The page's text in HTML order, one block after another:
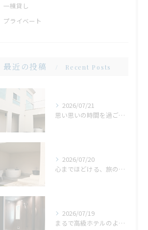
一棟貸し
プライベート
最近の投稿 Recent Posts
2026/07/21
思い思いの時間を過ごせる場所。広い庭だからこそ生まれる、心地よいひととき
2026/07/20
心までほどける、旅の締めくくり。広々ジャグジーで味わう、ゆったりとしたリラックスタイム
2026/07/19
まるで高級ホテルのような非日常。ガラス張りのバスルームで味わう贅沢なひととき